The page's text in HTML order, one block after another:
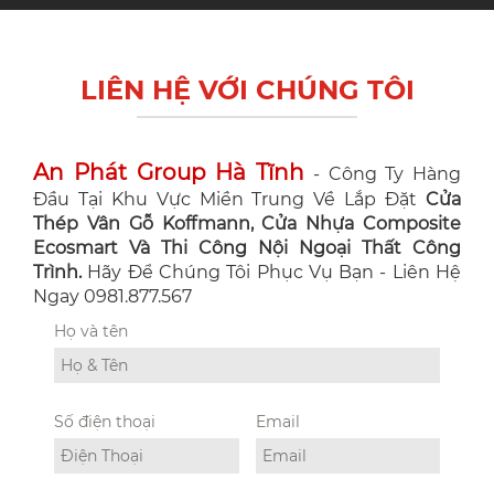
LIÊN HỆ VỚI CHÚNG TÔI
An Phát Group Hà Tĩnh - Công Ty Hàng
Đầu Tại Khu Vực Miền Trung Về Lắp Đặt Cửa
Thép Vân Gỗ Koffmann, Cửa Nhựa Composite
Ecosmart Và Thi Công Nội Ngoại Thất Công
Trình. Hãy Để Chúng Tôi Phục Vụ Bạn - Liên Hệ
Ngay 0981.877.567
Họ và tên
Số điện thoại Email